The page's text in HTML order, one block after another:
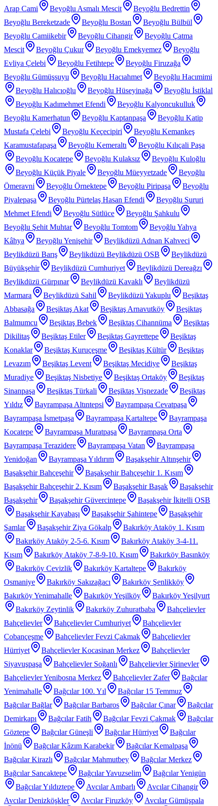
Arap Cami
Beyoğlu Asmalı Mescit
Beyoğlu Bedrettin
Beyoğlu Bereketzade
Beyoğlu Bostan
Beyoğlu Bülbül
Beyoğlu Camiikebir
Beyoğlu Cihangir
Beyoğlu Çatma
Mescit
Beyoğlu Çukur Beyoğlu Emekyemez
Beyoğlu
Evliya Çelebi
Beyoğlu Fetihtepe
Beyoğlu Firuzağa
Beyoğlu Gümüşsuyu
Beyoğlu Hacıahmet
Beyoğlu Hacımimi
Beyoğlu Halıcıoğlu
Beyoğlu Hüseyinağa
Beyoğlu İstiklal
Beyoğlu Kadımehmet Efendi
Beyoğlu Kalyoncukulluk
Beyoğlu Kamerhatun
Beyoğlu Kaptanpaşa
Beyoğlu Katip
Mustafa Çelebi
Beyoğlu Keçecipiri
Beyoğlu Kemankeş
Karamustafapaşa
Beyoğlu Kemeraltı
Beyoğlu Kılıçali Paşa
Beyoğlu Kocatepe
Beyoğlu Kulaksız
Beyoğlu Kuloğlu
Beyoğlu Küçük Piyale
Beyoğlu Müeyyetzade
Beyoğlu
Ömeravni
Beyoğlu Örnektepe Beyoğlu Piripaşa
Beyoğlu
Piyalepaşa
Beyoğlu Pürtelaş Hasan Efendi
Beyoğlu Sururi
Mehmet Efendi
Beyoğlu Sütlüce
Beyoğlu Şahkulu
Beyoğlu Şehit Muhtar
Beyoğlu Tomtom
Beyoğlu Yahya
Kâhya
Beyoğlu Yenişehir
Beylikdüzü Adnan Kahveci
Beylikdüzü Barış
Beylikdüzü Beylikdüzü OSB
Beylikdüzü
Büyükşehir
Beylikdüzü Cumhuriyet
Beylikdüzü Dereağzı
Beylikdüzü Gürpınar
Beylikdüzü Kavaklı
Beylikdüzü
Marmara
Beylikdüzü Sahil Beylikdüzü Yakuplu
Beşiktaş
Abbasağa
Beşiktaş Akat Beşiktaş Arnavutköy
Beşiktaş
Balmumcu
Beşiktaş Bebek Beşiktaş Cihannüma
Beşiktaş
Dikilitaş
Beşiktaş Etiler Beşiktaş Gayrettepe
Beşiktaş
Konaklar
Beşiktaş Kuruçeşme Beşiktaş Kültür
Beşiktaş
Levazım
Beşiktaş Levent Beşiktaş Mecidiye
Beşiktaş
Muradiye
Beşiktaş Nisbetiye Beşiktaş Ortaköy
Beşiktaş
Sinanpaşa
Beşiktaş Türkali Beşiktaş Vişnezade
Beşiktaş
Yıldız
Bayrampaşa Altıntepsi
Bayrampaşa Cevatpaşa
Bayrampaşa İsmetpaşa
Bayrampaşa Kartaltepe
Bayrampaşa
Kocatepe
Bayrampaşa Muratpaşa
Bayrampaşa Orta
Bayrampaşa Terazidere
Bayrampaşa Vatan
Bayrampaşa
Yenidoğan
Bayrampaşa Yıldırım
Başakşehir Altınşehir
Başakşehir Bahçeşehir
Başakşehir Bahçeşehir 1. Kısım
Başakşehir Bahçeşehir 2. Kısım
Başakşehir Başak
Başakşehir
Başakşehir
Başakşehir Güvercintepe
Başakşehir İkitelli OSB
Başakşehir Kayabaşı
Başakşehir Şahintepe
Başakşehir
Şamlar
Başakşehir Ziya Gökalp
Bakırköy Ataköy 1. Kısım
Bakırköy Ataköy 2-5-6. Kısım
Bakırköy Ataköy 3-4-11.
Kısım
Bakırköy Ataköy 7-8-9-10. Kısım
Bakırköy Basınköy
Bakırköy Cevizlik
Bakırköy Kartaltepe
Bakırköy
Osmaniye
Bakırköy Sakızağacı
Bakırköy Şenlikköy
Bakırköy Yenimahalle
Bakırköy Yeşilköy
Bakırköy Yeşilyurt
Bakırköy Zeytinlik
Bakırköy Zuhuratbaba
Bahçelievler
Bahçelievler
Bahçelievler Cumhuriyet
Bahçelievler
Çobançeşme
Bahçelievler Fevzi Çakmak
Bahçelievler
Hürriyet
Bahçelievler Kocasinan Merkez
Bahçelievler
Siyavuşpaşa
Bahçelievler Soğanlı
Bahçelievler Şirinevler
Bahçelievler Yenibosna Merkez
Bahçelievler Zafer
Bağcılar
Yenimahalle
Bağcılar 100. Yıl
Bağcılar 15 Temmuz
Bağcılar Bağlar
Bağcılar Barbaros Bağcılar Çınar
Bağcılar
Demirkapı
Bağcılar Fatih Bağcılar Fevzi Çakmak
Bağcılar
Göztepe
Bağcılar Güneşli Bağcılar Hürriyet
Bağcılar
İnönü
Bağcılar Kâzım Karabekir
Bağcılar Kemalpaşa
Bağcılar Kirazlı
Bağcılar Mahmutbey
Bağcılar Merkez
Bağcılar Sancaktepe
Bağcılar Yavuzselim
Bağcılar Yenigün
Bağcılar Yıldıztepe
Avcılar Ambarlı
Avcılar Cihangir
Avcılar Denizköşkler
Avcılar Firuzköy Avcılar Gümüşpala